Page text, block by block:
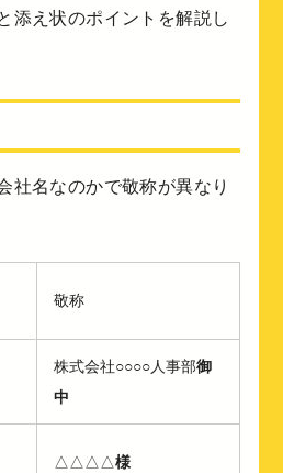
添え状のポイントを解説し
社名なのかで敬称が異なり
敬称
株式会社○○○○人事部御
中
△△△△様